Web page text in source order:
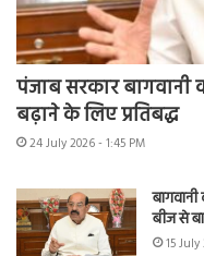
पंजाब सरकार
बढ़ाने के लिए प्रतिबद्ध
24 July 2026 - 1:45 PM
बीज से
15 July